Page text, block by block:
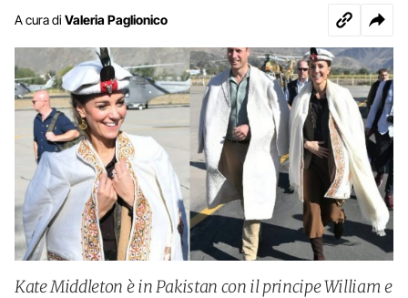
A cura di Valeria Paglionico
Kate Middleton è in Pakistan con il principe William e